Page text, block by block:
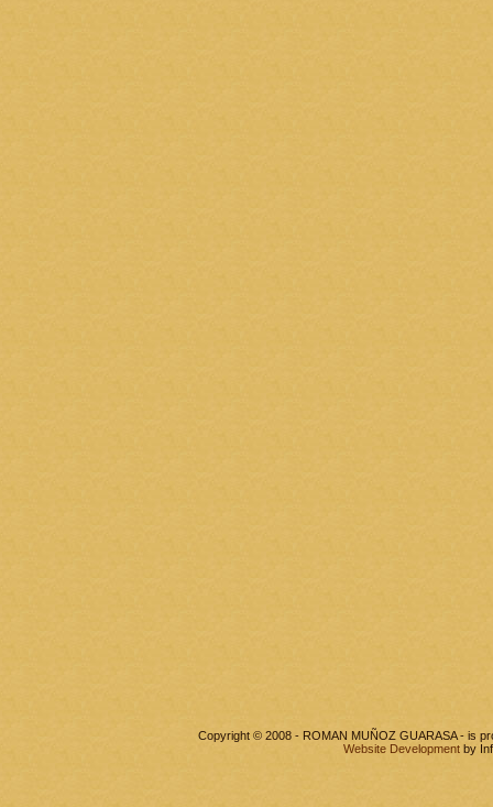
Copyright © 2008 - ROMAN MUÑOZ GUARASA - is
Website Development by